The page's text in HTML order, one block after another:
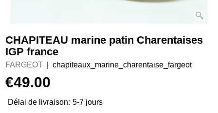
CHAPITEAU marine patin Charentaises
IGP france
FARGEOT chapiteaux_marine_charentaise_fargeot
€49.00
Délai de livraison: 5-7 jours